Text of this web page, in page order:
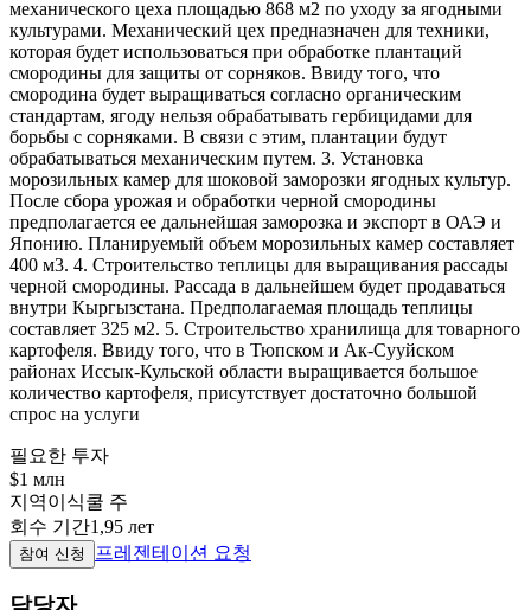
механического цеха площадью 868 м2 по уходу за ягодными
культурами. Механический цех предназначен для техники,
которая будет использоваться при обработке плантаций
смородины для защиты от сорняков. Ввиду того, что
смородина будет выращиваться согласно органическим
стандартам, ягоду нельзя обрабатывать гербицидами для
борьбы с сорняками. В связи с этим, плантации будут
обрабатываться механическим путем. 3. Установка
морозильных камер для шоковой заморозки ягодных культур.
После сбора урожая и обработки черной смородины
предполагается ее дальнейшая заморозка и экспорт в ОАЭ и
Японию. Планируемый объем морозильных камер составляет
400 м3. 4. Строительство теплицы для выращивания рассады
черной смородины. Рассада в дальнейшем будет продаваться
внутри Кыргызстана. Предполагаемая площадь теплицы
составляет 325 м2. 5. Строительство хранилища для товарного
картофеля. Ввиду того, что в Тюпском и Ак-Сууйском
районах Иссык-Кульской области выращивается большое
количество картофеля, присутствует достаточно большой
спрос на услуги
필요한 투자
$1 млн
지역이식쿨 주
회수 기간1,95 лет
참여 신청 프레젠테이션 요청